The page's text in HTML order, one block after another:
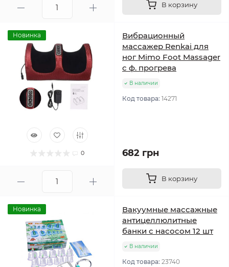
В корзину
Новинка
0
Вибрационный
массажер Renkai для
ног Mimo Foot Massager
с ф. прогрева
В наличии
Код товара: 14271
682 грн
В корзину
Новинка
Вакуумные массажные
антицеллюлитные
банки с насосом 12 шт
В наличии
Код товара: 23740